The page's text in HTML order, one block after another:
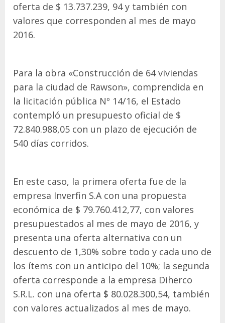
oferta de $ 13.737.239, 94 y también con
valores que corresponden al mes de mayo
2016.
Para la obra «Construcción de 64 viviendas
para la ciudad de Rawson», comprendida en
la licitación pública Nº 14/16, el Estado
contempló un presupuesto oficial de $
72.840.988,05 con un plazo de ejecución de
540 días corridos.
En este caso, la primera oferta fue de la
empresa Inverfin S.A con una propuesta
económica de $ 79.760.412,77, con valores
presupuestados al mes de mayo de 2016, y
presenta una oferta alternativa con un
descuento de 1,30% sobre todo y cada uno de
los ítems con un anticipo del 10%; la segunda
oferta corresponde a la empresa Diherco
S.R.L. con una oferta $ 80.028.300,54, también
con valores actualizados al mes de mayo.